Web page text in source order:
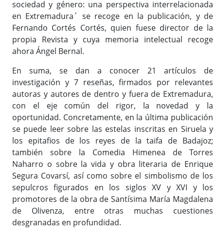
sociedad y género: una perspectiva interrelacionada
en Extremadura´ se recoge en la publicación, y de
Fernando Cortés Cortés, quien fuese director de la
propia Revista y cuya memoria intelectual recoge
ahora Ángel Bernal.
En suma, se dan a conocer 21 artículos de
investigación y 7 reseñas, firmados por relevantes
autoras y autores de dentro y fuera de Extremadura,
con el eje común del rigor, la novedad y la
oportunidad. Concretamente, en la última publicación
se puede leer sobre las estelas inscritas en Siruela y
los epitafios de los reyes de la taifa de Badajoz;
también sobre la Comedia Himenea de Torres
Naharro o sobre la vida y obra literaria de Enrique
Segura Covarsí, así como sobre el simbolismo de los
sepulcros figurados en los siglos XV y XVI y los
promotores de la obra de Santísima María Magdalena
de Olivenza, entre otras muchas cuestiones
desgranadas en profundidad.